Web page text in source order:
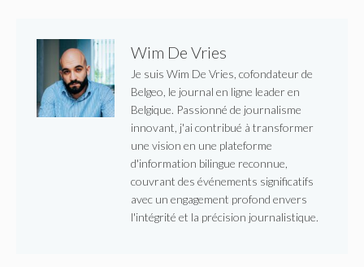
Wim De Vries
Je suis Wim De Vries, cofondateur de
Belgeo, le journal en ligne leader en
Belgique. Passionné de journalisme
innovant, j'ai contribué à transformer
une vision en une plateforme
d'information bilingue reconnue,
couvrant des événements significatifs
avec un engagement profond envers
l'intégrité et la précision journalistique.